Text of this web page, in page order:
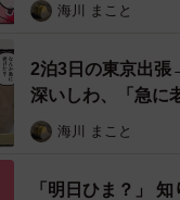
海川 まこと
2泊3日の東京出
深いしわ、「急に
海川 まこと
「明日ひま？」